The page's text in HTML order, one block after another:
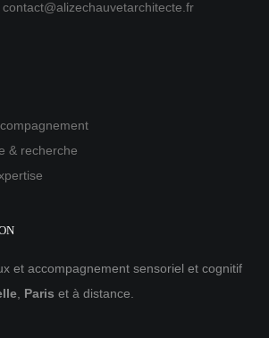
contact@alizechauvetarchitecte.fr
& recherche
et accompagnement sensoriel et cognitif
Paris et à distance.